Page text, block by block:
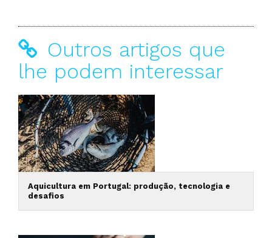
Outros artigos que
lhe podem interessar
Aquicultura em Portugal: produção, tecnologia e
desafios